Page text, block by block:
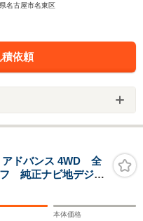
名古屋市名東区
依頼
アドバンス 4WD 全
純正ナビ地デジ全
ドア パワーシー
ラインドスポット
突軽減
本体価格